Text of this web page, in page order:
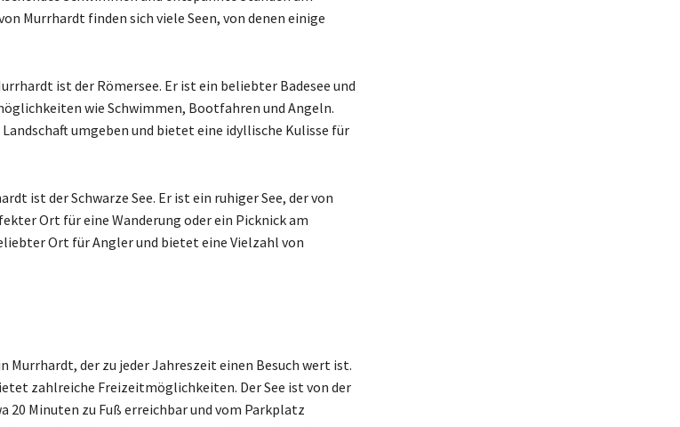
Murrhardt finden sich viele Seen, von denen einige
ist der Römersee. Er ist ein beliebter Badesee und
wie Schwimmen, Bootfahren und Angeln.
umgeben und bietet eine idyllische Kulisse für
ist der Schwarze See. Er ist ein ruhiger See, der von
Ort für eine Wanderung oder ein Picknick am
Ort für Angler und bietet eine Vielzahl von
Murrhardt, der zu jeder Jahreszeit einen Besuch wert ist.
zahlreiche Freizeitmöglichkeiten. Der See ist von der
20 Minuten zu Fuß erreichbar und vom Parkplatz